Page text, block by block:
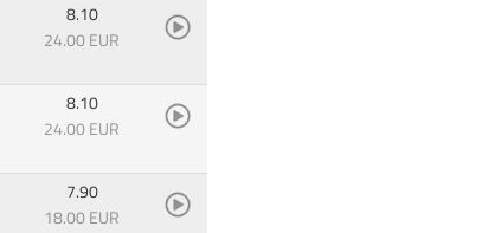
8.10
24.00 EUR
8.10
24.00 EUR
7.90
18.00 EUR